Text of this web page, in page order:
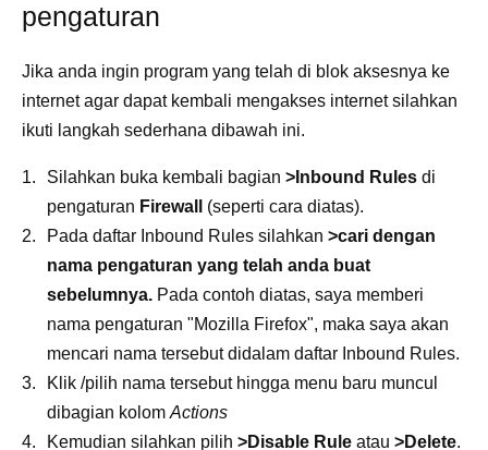
pengaturan
Jika anda ingin program yang telah di blok aksesnya ke
internet agar dapat kembali mengakses internet silahkan
ikuti langkah sederhana dibawah ini.
Silahkan buka kembali bagian >Inbound Rules di
pengaturan Firewall
(seperti cara diatas).
Pada daftar Inbound Rules silahkan >cari dengan
nama pengaturan yang telah anda buat
sebelumnya. Pada contoh diatas, saya memberi
nama pengaturan "Mozilla Firefox", maka saya akan
mencari nama tersebut didalam daftar Inbound Rules.
Klik /pilih nama tersebut hingga menu baru muncul
dibagian kolom Actions
Kemudian silahkan pilih >Disable Rule atau >Delete.